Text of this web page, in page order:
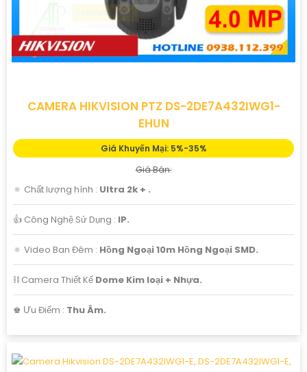
CAMERA HIKVISION PTZ DS-2DE7A432IWG1-
EHUN
Giá Khuyến Mại: 5%-35%
Giá Bán:
🔅 Chất lượng hình : Ultra 2k + .
👍 Công Nghệ Sử Dụng : IP.
🔅 Video Ban Đêm : Hồng Ngoại 10m Hồng Ngoại SMD.
⛓ Camera Thiết Kế Dome Kim loại + Nhựa.
️♚ Ưu Điểm : Thu Âm.